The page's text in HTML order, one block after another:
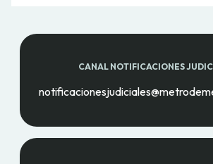
CANAL NOTIFICACIONES